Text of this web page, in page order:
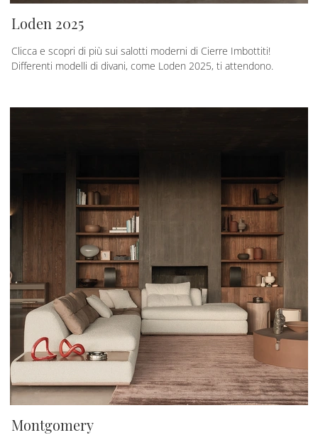
Loden 2025
Clicca e scopri di più sui salotti moderni di Cierre Imbottiti!
Differenti modelli di divani, come Loden 2025, ti attendono.
Montgomery